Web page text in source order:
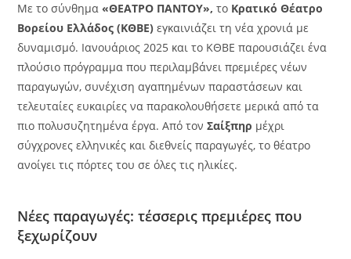
Με το σύνθημα«ΘΕΑΤΡΟ ΠΑΝΤΟΥ», το Κρατικό Θέατρο
Βορείου Ελλάδος (ΚΘΒΕ) εγκαινιάζει τη νέα χρονιά με
δυναμισμό. Ιανουάριος 2025 και το ΚΘΒΕ παρουσιάζει ένα
πλούσιο πρόγραμμα που περιλαμβάνει πρεμιέρες νέων
παραγωγών, συνέχιση αγαπημένων παραστάσεων και
τελευταίες ευκαιρίες να παρακολουθήσετε μερικά από τα
πιο πολυσυζητημένα έργα. Από τονΣαίξπηρ μέχρι
σύγχρονες ελληνικές και διεθνείς παραγωγές, το θέατρο
ανοίγει τις πόρτες του σε όλες τις ηλικίες.
Νέες παραγωγές: τέσσερις πρεμιέρες που
ξεχωρίζουν